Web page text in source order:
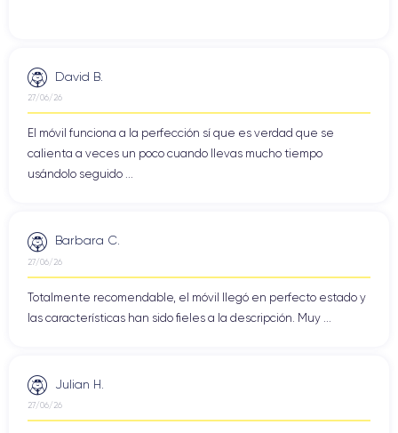
David B.
27/06/26
El móvil funciona a la perfección sí que es verdad que se
calienta a veces un poco cuando llevas mucho tiempo
usándolo seguido ...
Barbara C.
27/06/26
Totalmente recomendable, el móvil llegó en perfecto estado y
las características han sido fieles a la descripción. Muy ...
Julian H.
27/06/26